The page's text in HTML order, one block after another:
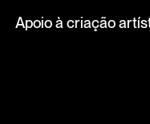
Apoio à criação